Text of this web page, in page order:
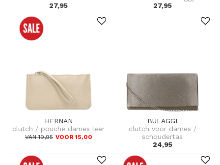
27,95
27,95
HERNAN
clutch / pouche dames leer
VAN 19,95 VOOR 15,00
BULAGGI
clutch voor dames /
schoudertas
24,95